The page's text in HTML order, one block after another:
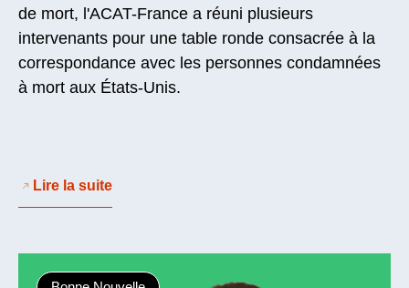
de mort, l'ACAT-France a réuni plusieurs
intervenants pour une table ronde consacrée à la
correspondance avec les personnes condamnées
à mort aux États-Unis.
Lire la suite